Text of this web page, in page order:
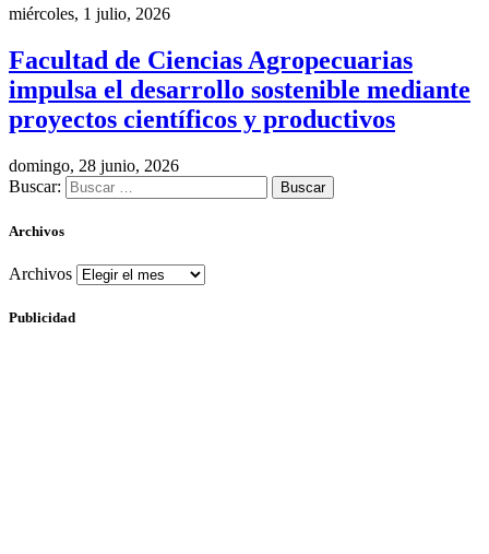
miércoles, 1 julio, 2026
Facultad de Ciencias Agropecuarias
impulsa el desarrollo sostenible mediante
proyectos científicos y productivos
domingo, 28 junio, 2026
Buscar:
Archivos
Archivos
Publicidad